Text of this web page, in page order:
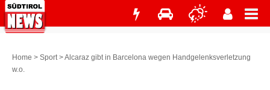
Home > Sport>Alcaraz gibt in Barcelona wegen Handgelenksverletzung
w.o.